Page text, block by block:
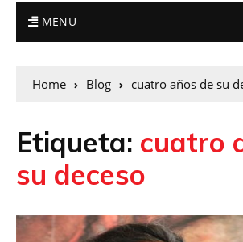
MENU
Home Blog cuatro años de su
Etiqueta: cuatro
su deceso